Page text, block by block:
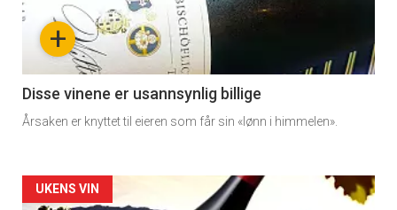
-
section
11
Dagens
rett
+
Disse vinene er usannsynlig billige
Årsaken er knyttet til eieren som får sin «lønn i himmelen».
Artikler
UKENS VIN